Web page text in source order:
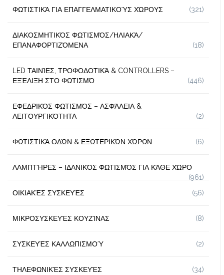
ΦΩΤΙΣΤΙΚΆ ΓΙΑ ΕΠΑΓΓΕΛΜΑΤΙΚΟΎΣ ΧΏΡΟΥΣ (321)
ΔΙΑΚΟΣΜΗΤΙΚΌΣ ΦΩΤΙΣΜΌΣ/ΗΛΙΑΚΆ/
ΕΠΑΝΑΦΟΡΤΙΖΌΜΕΝΑ
(18)
LED ΤΑΙΝΊΕΣ, ΤΡΟΦΟΔΟΤΙΚΆ & CONTROLLERS –
ΕΞΈΛΙΞΗ ΣΤΟ ΦΩΤΙΣΜΌ
(446)
ΕΦΕΔΡΙΚΌΣ ΦΩΤΙΣΜΌΣ – ΑΣΦΆΛΕΙΑ &
ΛΕΙΤΟΥΡΓΙΚΌΤΗΤΑ
(2)
ΦΩΤΙΣΤΙΚΆ ΟΔΏΝ & ΕΞΩΤΕΡΙΚΏΝ ΧΏΡΩΝ (6)
ΛΑΜΠΤΉΡΕΣ – ΙΔΑΝΙΚΌΣ ΦΩΤΙΣΜΌΣ ΓΙΑ ΚΆΘΕ ΧΏΡΟ
(961)
ΟΙΚΙΑΚΈΣ ΣΥΣΚΕΥΈΣ
(56)
ΜΙΚΡΟΣΥΣΚΕΥΈΣ ΚΟΥΖΊΝΑΣ (8)
ΣΥΣΚΕΥΈΣ ΚΑΛΛΩΠΙΣΜΟΎ (2)
ΤΗΛΕΦΩΝΙΚΈΣ ΣΥΣΚΕΥΈΣ (34)